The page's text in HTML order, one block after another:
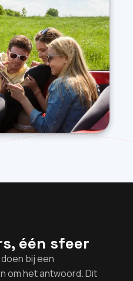
één sfeer
bij een
om het antwoord. Dit